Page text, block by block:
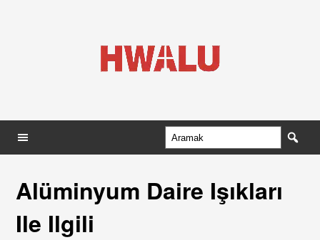
Alüminyum Daire Işıkları
Ile Ilgili